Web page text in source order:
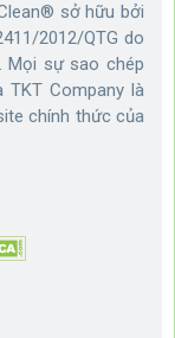
sở hữu bởi
2012/QTG do
Mọi sự sao chép
Company là
chính thức của